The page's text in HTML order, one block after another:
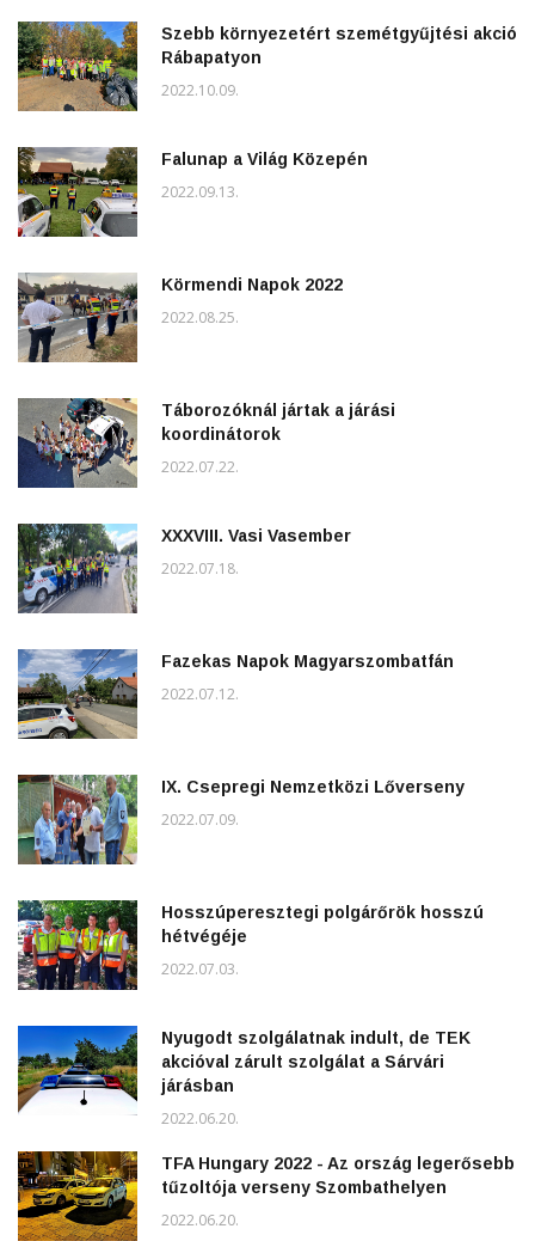
Szebb környezetért szemétgyűjtési akció
Rábapatyon
2022.10.09.
Falunap a Világ Közepén
2022.09.13.
Körmendi Napok 2022
2022.08.25.
Táborozóknál jártak a járási
koordinátorok
2022.07.22.
XXXVIII. Vasi Vasember
2022.07.18.
Fazekas Napok Magyarszombatfán
2022.07.12.
IX. Csepregi Nemzetközi Lőverseny
2022.07.09.
Hosszúperesztegi polgárőrök hosszú
hétvégéje
2022.07.03.
Nyugodt szolgálatnak indult, de TEK
akcióval zárult szolgálat a Sárvári
járásban
2022.06.20.
TFA Hungary 2022 - Az ország legerősebb
tűzoltója verseny Szombathelyen
2022.06.20.